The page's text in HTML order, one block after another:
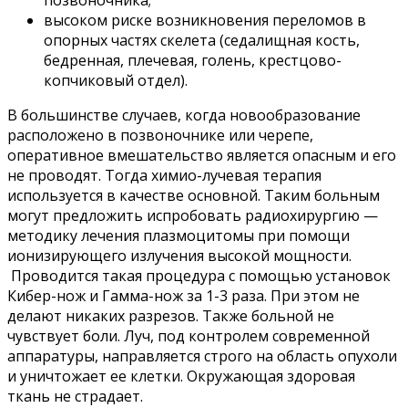
высоком риске возникновения переломов в
опорных частях скелета (седалищная кость,
бедренная, плечевая, голень, крестцово-
копчиковый отдел).
В большинстве случаев, когда новообразование
расположено в позвоночнике или черепе,
оперативное вмешательство является опасным и его
не проводят. Тогда химио-лучевая терапия
используется в качестве основной. Таким больным
могут предложить испробовать радиохирургию —
методику лечения плазмоцитомы при помощи
ионизирующего излучения высокой мощности.
Проводится такая процедура с помощью установок
Кибер-нож и Гамма-нож за 1-3 раза. При этом не
делают никаких разрезов. Также больной не
чувствует боли. Луч, под контролем современной
аппаратуры, направляется строго на область опухоли
и уничтожает ее клетки. Окружающая здоровая
ткань не страдает.